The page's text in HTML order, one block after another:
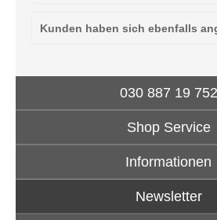
Kunden haben sich ebenfalls
030 887 19 752
Shop Service
Informationen
Newsletter